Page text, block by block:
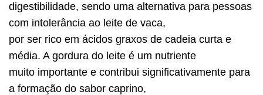
digestibilidade, sendo uma alternativa para pessoas
com intolerância ao leite de vaca,
por ser rico em ácidos graxos de cadeia curta e
média. A gordura do leite é um nutriente
muito importante e contribui significativamente para
a formação do sabor caprino,